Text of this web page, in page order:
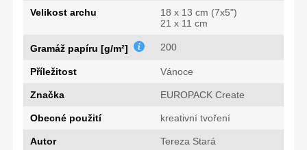
Velikost archu
18 x 13 cm (7x5")
21 x 11 cm
Gramáž papíru [g/m²] 200
Příležitost Vánoce
Značka EUROPACK Create
Obecné použití kreativní tvoření
Autor Tereza Stará